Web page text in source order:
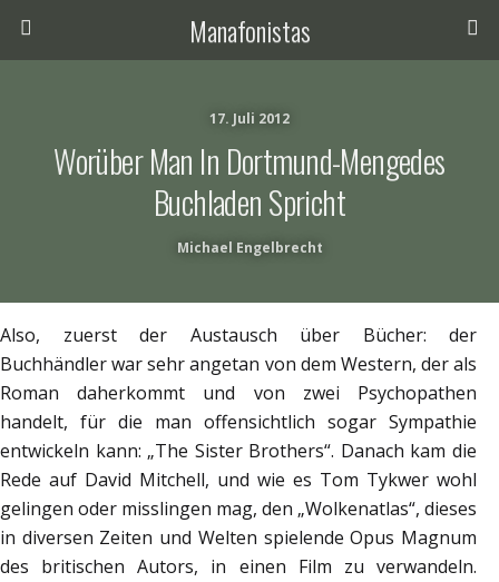
Manafonistas
17. Juli 2012
Worüber Man In Dortmund-Mengedes
Buchladen Spricht
Michael Engelbrecht
Also, zuerst der Austausch über Bücher: der
Buchhändler war sehr angetan von dem Western, der als
Roman daherkommt und von zwei Psychopathen
handelt, für die man offensichtlich sogar Sympathie
entwickeln kann: „The Sister Brothers“. Danach kam die
Rede auf David Mitchell, und wie es Tom Tykwer wohl
gelingen oder misslingen mag, den „Wolkenatlas“, dieses
in diversen Zeiten und Welten spielende Opus Magnum
des britischen Autors, in einen Film zu verwandeln.